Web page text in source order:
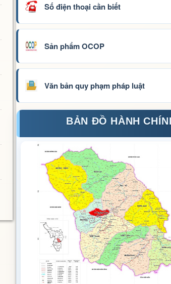
Số điện thoại cần biết
Sản phẩm OCOP
Văn bản quy phạm pháp luật
BẢN ĐỒ HÀNH